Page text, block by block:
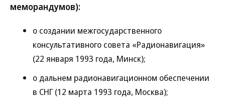
меморандумов):
о создании межгосударственного
консультативного совета «Радионавигация»
(22 января 1993 года, Минск);
о дальнем радионавигационном обеспечении
в СНГ (12 марта 1993 года, Москва);